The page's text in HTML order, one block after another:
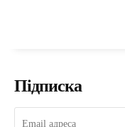
Підписка